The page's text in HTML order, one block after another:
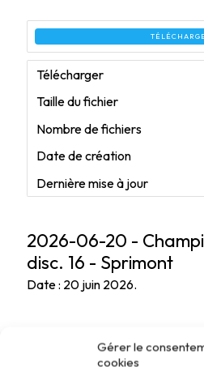
Gérer le
cookies
Télécharger
Taille du fichier
Nombre de fichiers
Date de création
Dernière mise à jour
2026-06-20 -
disc. 16 - Sprimont
Date : 20 juin 2026.